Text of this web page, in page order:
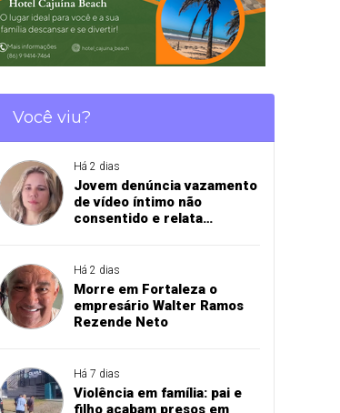
Você viu?
Há 2 dias
Jovem denúncia vazamento
de vídeo íntimo não
consentido e relata
Há 2 dias
Morre em Fortaleza o
empresário Walter Ramos
Rezende Neto
Há 7 dias
Violência em família: pai e
filho acabam presos em